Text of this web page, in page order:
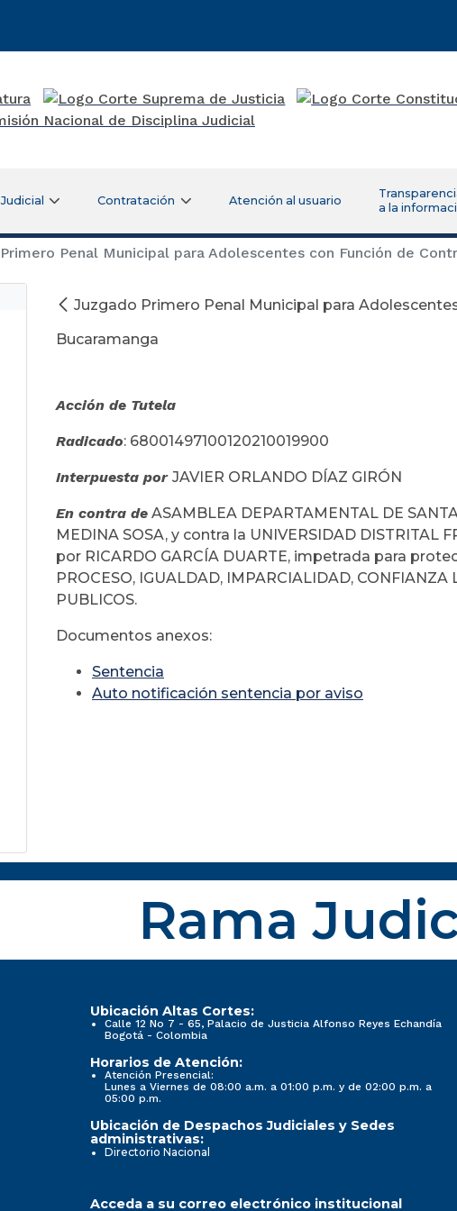
Contratación Atención al usuario
a la
Penal Municipal para Adolescentes con Función de
Juzgado Primero Penal Municipal para
Bucaramanga
Diciembre
Acción de Tutela
Radicado: 68001497100120210019900
Interpuesta por JAVIER ORLANDO DÍAZ GIRÓN
En contra de ASAMBLEA DEPARTAMENTAL DE
MEDINA SOSA, y contra la UNIVERSIDAD DISTRITAL
por RICARDO GARCÍA DUARTE, impetrada para
PROCESO, IGUALDAD, IMPARCIALIDAD, CONFIANZA
PUBLICOS.
Documentos anexos:
Sentencia
Auto notificación sentencia por aviso
Rama
Ubicación Altas Cortes:
Calle 12 No 7 - 65, Palacio de Justicia Alfonso Reyes Echandía
Bogotá - Colombia
Horarios de Atención:
Atención Presencial:
Lunes a Viernes de 08:00 a.m. a 01:00 p.m. y de 02:00 p.m. a
05:00 p.m.
Ubicación de Despachos Judiciales y Sedes
administrativas:
Directorio Nacional
Acceda a su correo electrónico institucional